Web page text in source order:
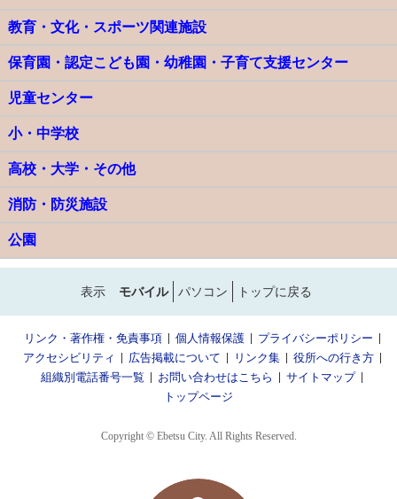
教育・文化・スポーツ関連施設
保育園・認定こども園・幼稚園・子育て支援センター
児童センター
小・中学校
高校・大学・その他
消防・防災施設
公園
表示 モバイル パソコン トップに戻る
リンク・著作権・免責事項 個人情報保護
プライバシーポリシー
アクセシビリティ
広告掲載について リンク集
役所への行き方
組織別電話番号一覧
お問い合わせはこちら
サイトマップ
トップページ
Copyright © Ebetsu City. All Rights Reserved.